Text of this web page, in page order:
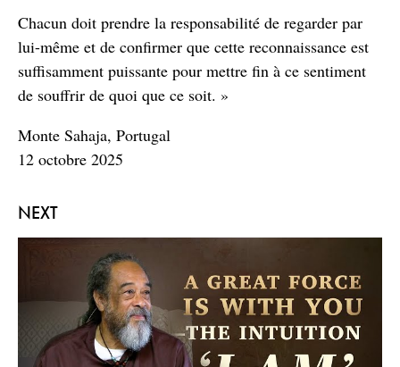
NEXT
Chacun doit prendre la responsabilité de regarder par
lui-même et de confirmer que cette reconnaissance est
suffisamment puissante pour mettre fin à ce sentiment
de souffrir de quoi que ce soit. »
Monte Sahaja, Portugal
12 octobre 2025